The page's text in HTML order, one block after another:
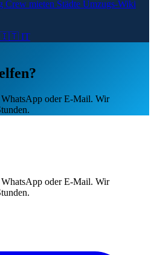
Crew mieten Städte Umzugs-Wiki
🇮🇹 IT
oder E-Mail. Wir
oder E-Mail. Wir